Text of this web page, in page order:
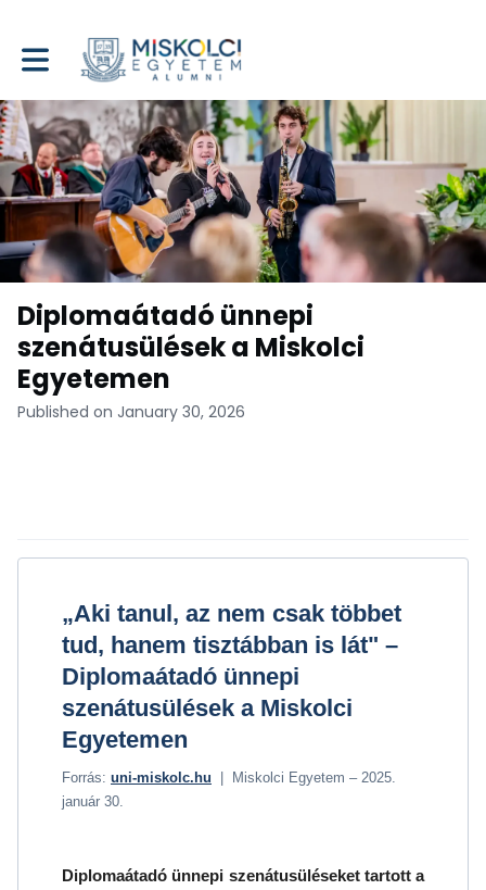
Toggle main navigation
Diplomaátadó ünnepi
szenátusülések a Miskolci
Egyetemen
Published on January 30, 2026
„Aki tanul, az nem csak többet
tud, hanem tisztábban is lát" –
Diplomaátadó ünnepi
szenátusülések a Miskolci
Egyetemen
Forrás: uni-miskolc.hu | Miskolci Egyetem – 2025.
január 30.
Diplomaátadó ünnepi szenátusüléseket tartott a